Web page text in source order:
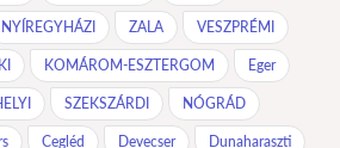
NYÍREGYHÁZI ZALA VESZPRÉMI
KOMÁROM-ESZTERGOM Eger
SZEKSZÁRDI NÓGRÁD
Cegléd Devecser Dunaharaszti